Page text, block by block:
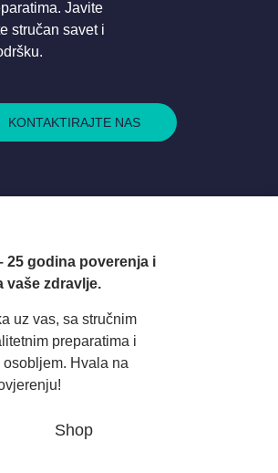
Javite
stručan savet i
KONTAKTIRAJTE NAS
25 godina poverenja i
vaše zdravlje.
uz vas, sa stručnim
preparatima i
Hvala na
Shop